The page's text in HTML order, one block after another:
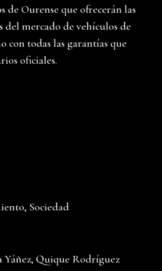
de Ourense que ofrecerán las
mercado de vehículos de
con todas las garantías que
oficiales.
Sociedad
Yáñez, Quique Rodríguez